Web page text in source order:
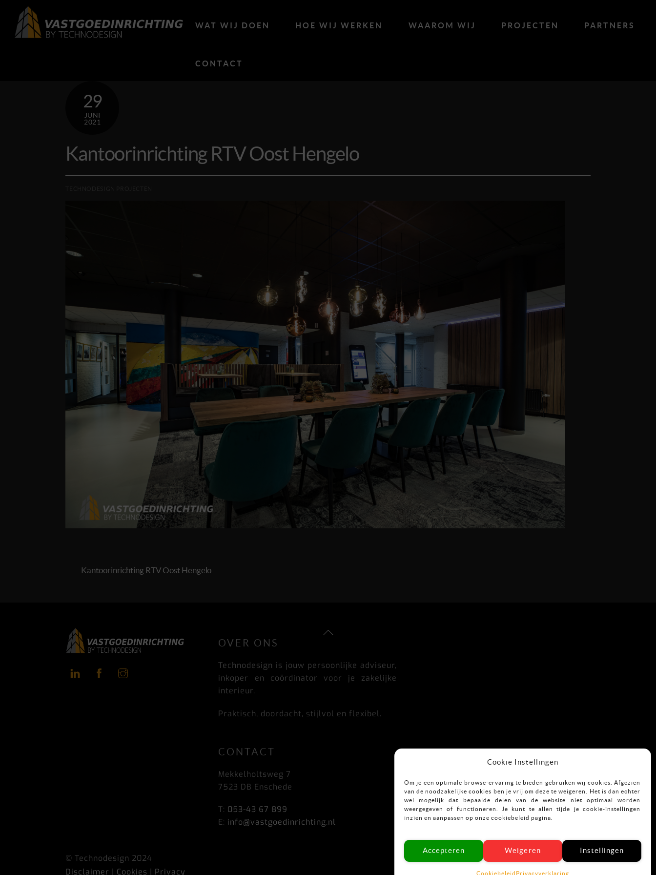
Cookie Instellingen
Om je een optimale browse-ervaring te bieden gebruiken wij cookies. Afgezien
van de noodzakelijke cookies ben je vrij om deze te weigeren. Het is dan echter
wel mogelijk dat bepaalde delen van de website niet optimaal worden
weergegeven of functioneren. Je kunt te allen tijde je cookie-instellingen
inzien en aanpassen op onze cookiebeleid pagina.
Accepteren Weigeren Instellingen
Cookiebeleid Privacyverklaring
content
WAT WIJ DOEN HOE WIJ WERKEN WAAROM WIJ PROJECTEN PARTNERS
CONTACT
29
JUNI
2021
Kantoorinrichting RTV Oost Hengelo
Kantoorinrichting RTV Oost Hengelo
Back
LinkedInFacebook
OVER ONS
Technodesign is jouw persoonlijke adviseur,
inkoper en coördinator voor je zakelijke
interieur.
Praktisch, doordacht, stijlvol en flexibel.
CONTACT
Mekkelholtsweg 7
7523 DB Enschede
T: 053-43 67 899
E: info@vastgoedinrichting.nl
© Technodesign 2024
Disclaimer | Cookies | Privacy